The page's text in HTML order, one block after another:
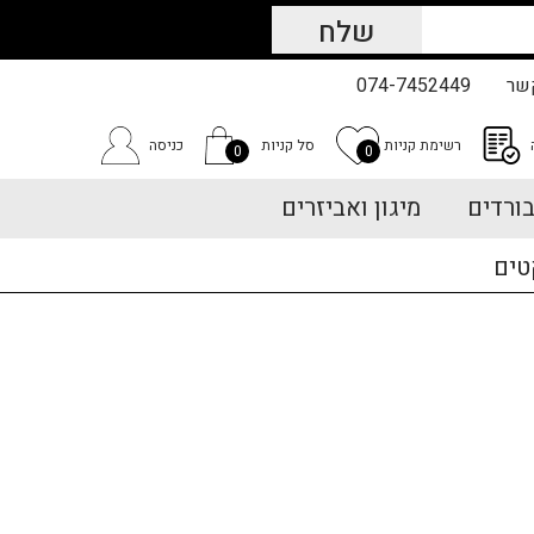
074-7452449
רשימת קניות 0 סל קניות 0 כניסה
מיגון ואביזרים